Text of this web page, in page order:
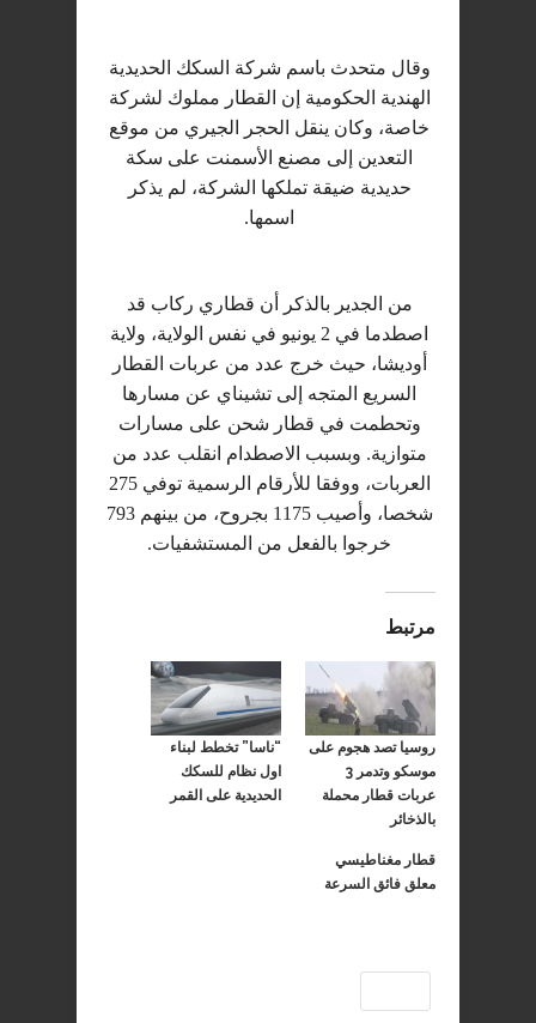
وقال متحدث باسم شركة السكك الحديدية
الهندية الحكومية إن القطار مملوك لشركة
خاصة، وكان ينقل الحجر الجيري من موقع
التعدين إلى مصنع الأسمنت على سكة
حديدية ضيقة تملكها الشركة، لم يذكر
اسمها.
من الجدير بالذكر أن قطاري ركاب قد
اصطدما في 2 يونيو في نفس الولاية، ولاية
أوديشا، حيث خرج عدد من عربات القطار
السريع المتجه إلى تشيناي عن مسارها
وتحطمت في قطار شحن على مسارات
متوازية. وبسبب الاصطدام انقلب عدد من
العربات، ووفقا للأرقام الرسمية توفي 275
شخصا، وأصيب 1175 بجروح، من بينهم 793
خرجوا بالفعل من المستشفيات.
مرتبط
روسيا تصد هجوم على
موسكو وتدمر 3
عربات قطار محملة
بالذخائر
“ناسا” تخطط لبناء
اول نظام للسكك
الحديدية على القمر
قطار مغناطيسي
معلق فائق السرعة